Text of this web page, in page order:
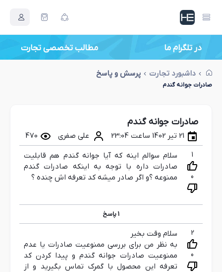
در تلگرام ما اصطلاحات بازرگانی جدید
داشبورد تجارت پرسش و پاسخ
صادرات جوانه گندم
صادرات جوانه گندم
21 تیر 1402 ساعت 23:04 علی صفری 470
1
0
سلام سوالم اینه که آیا جوانه گندم هم قابلیت
صادرات داره با توجه به اینکه صادرات گندم
ممنوعه ؟و اگر صادر میشه کد تعرفه اش چنده ؟
1پاسخ
2
0
سلام وقت بخیر
به نظر من برای بررسی ممنوعیت صادرات یا عدم
ممنوعیت صادرات جوانه گندم و پیدا کردن کد
تعرفه این محصول با گمرک تماس بگیرید و از